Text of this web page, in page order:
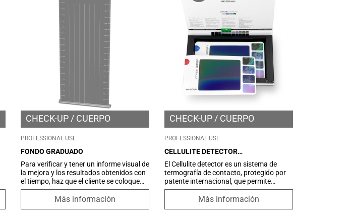
CHECK-UP CUERPO
PROFESSIONAL USE
FONDO GRADUADO
Para verificar y tener un informe visual de
la mejora y los resultados obtenidos con
el tiempo, haz que el cliente se coloque
frente al fondo y toma una foto antes del
primer tratamiento yMás información
CHECK-UP CUERPO
PROFESSIONAL USE
CELLULITE DETECTOR
THERMOGRAPHY KIT
El Cellulite detector es un sistema de
termografía de contacto, protegido por
patente internacional, que permite
detectar y clasificar los signos térmicos
de la celulitis para identificar las zonas
Más información